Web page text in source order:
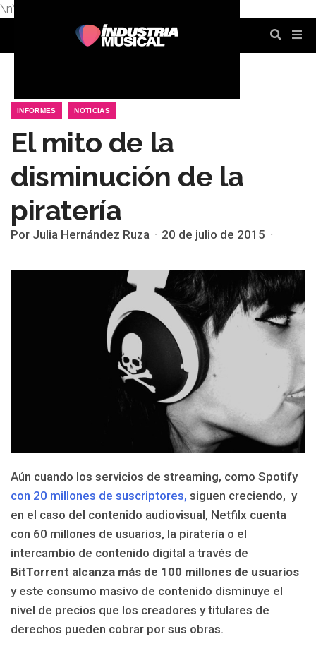
\n\n
INFORMES NOTICIAS
El mito de la
disminución de la
piratería
Por Julia Hernández Ruza 20 de julio de 2015
Aún cuando los servicios de streaming, como Spotify
con 20 millones de suscriptores, siguen creciendo, y
en el caso del contenido audiovisual, Netfilx cuenta
con 60 millones de usuarios, la piratería o el
intercambio de contenido digital a través de
BitTorrent alcanza más de 100 millones de usuarios
y este consumo masivo de contenido disminuye el
nivel de precios que los creadores y titulares de
derechos pueden cobrar por sus obras.